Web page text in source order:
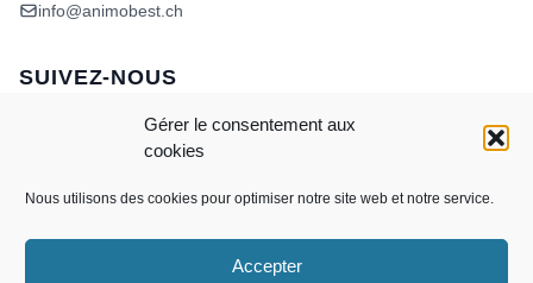
Gérer le consentement aux
cookies
Nous utilisons des cookies pour optimiser notre site web et notre service.
Accepter
info@animobest.ch
SUIVEZ-NOUS